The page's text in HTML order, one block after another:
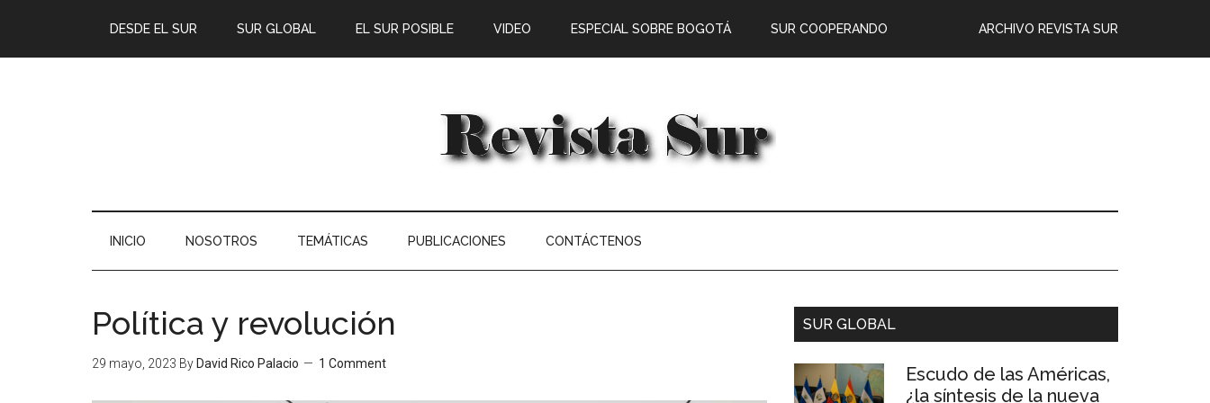
DESDE EL SUR SUR GLOBAL EL SUR POSIBLE ARCHIVO REVISTA SUR
VIDEO ESPECIAL SOBRE BOGOTÁ SUR COOPERANDO
INICIO NOSOTROS TEMÁTICAS PUBLICACIONES CONTÁCTENOS
Política y revolución
29 mayo, 2023 By David Rico Palacio 1 Comment
SUR GLOBAL
Escudo de las Américas,
¿la síntesis de la nueva